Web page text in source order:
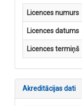
Licences numurs
Licences datums
Licences termiņš
Akreditācijas dati